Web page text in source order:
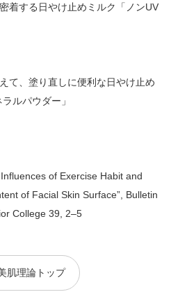
着する日やけ止めミルク「ノンUV
て、塗り直しに便利な日やけ止め
ルパウダー」
of Exercise Habit and
of Facial Skin Surface”, Bulletin
College 39, 2–5
肌理論トップ